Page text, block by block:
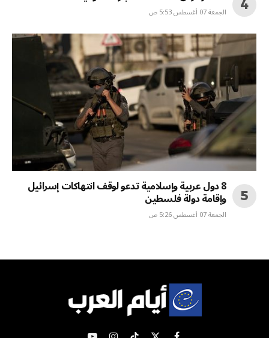
الجمعة 07 أغسطس 5:53 ص
8 دول عربية وإسلامية تدعو لوقف انتهاكات إسرائيل
وإقامة دولة فلسطين
الجمعة 07 أغسطس 5:26 ص